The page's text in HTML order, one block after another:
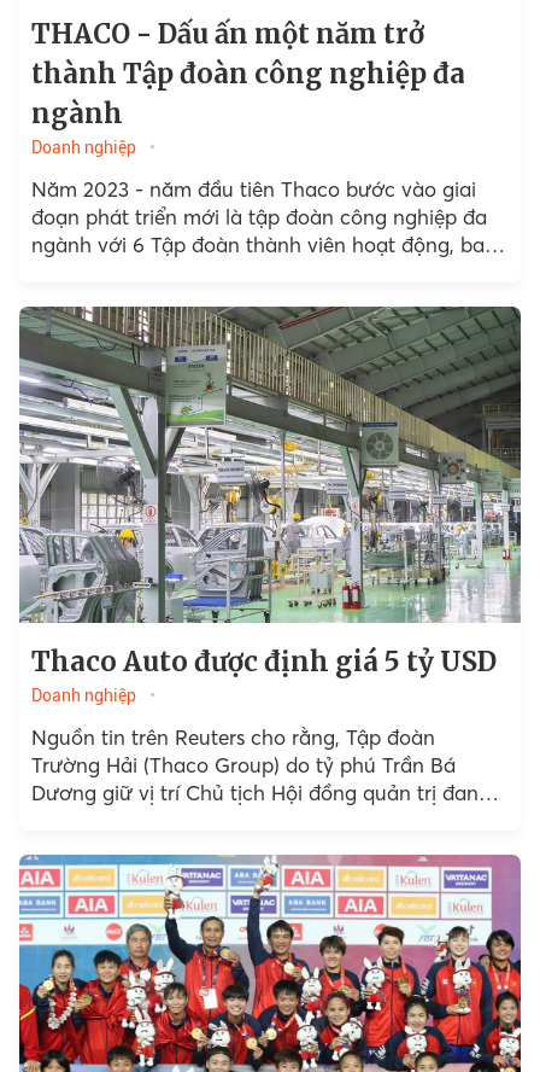
THACO - Dấu ấn một năm trở
thành Tập đoàn công nghiệp đa
ngành
Doanh nghiệp
Năm 2023 - năm đầu tiên Thaco bước vào giai
đoạn phát triển mới là tập đoàn công nghiệp đa
ngành với 6 Tập đoàn thành viên hoạt động, bao
Thaco Auto được định giá 5 tỷ USD
Doanh nghiệp
Nguồn tin trên Reuters cho rằng, Tập đoàn
Trường Hải (Thaco Group) do tỷ phú Trần Bá
Dương giữ vị trí Chủ tịch Hội đồng quản trị đang
Thaco Auto). Hiện tại, Thaco Auto có mức định
giá có thể đạt khoảng 5 tỷ USD.